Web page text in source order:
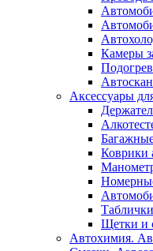
Камеры
Аксессуары
Коврики
Щетки и
Автохимия.